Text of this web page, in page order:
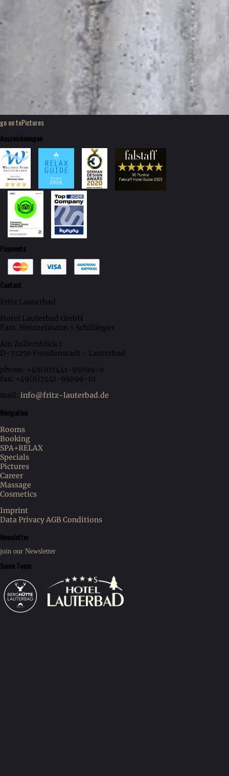
go on toPictures
Auszeichnungen
Payments
Contact
Fritz Lauterbad
Hotel Lauterbad GmbH
Fam. Heinzelmann + Schillinger
Am Zollernblick 1
D-72250 Freudenstadt - Lauterbad
phone: +49(0)7441-95099-0
fax: +49(0)7441-95099-10
mail: info@fritz-lauterbad.de
Navigation
Rooms
Booking
SPA+RELAX
Specials
Pictures
Career
Massage
Cosmetics
Imprint
Data PrivacyAGB Conditions
Newsletter
join our Newsletter
Same Team